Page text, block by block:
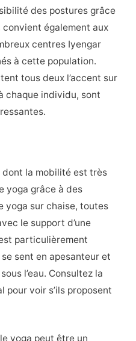
des postures grâce
convient également aux
centres Iyengar
à cette population.
tous deux l’accent sur
chaque individu, sont
dont la mobilité est très
yoga grâce à des
yoga sur chaise, toutes
le support d’une
particulièrement
sent en apesanteur et
l’eau. Consultez la
pour voir s’ils proposent
yoga peut être un